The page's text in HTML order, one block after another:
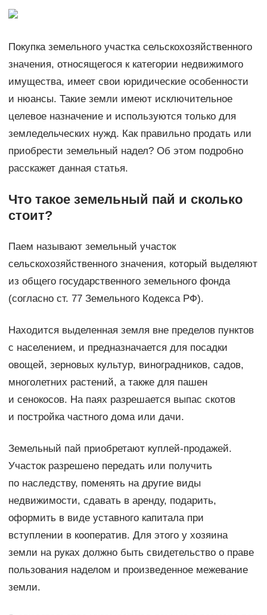
Покупка земельного участка сельскохозяйственного
значения, относящегося к категории недвижимого
имущества, имеет свои юридические особенности
и нюансы. Такие земли имеют исключительное
целевое назначение и используются только для
земледельческих нужд. Как правильно продать или
приобрести земельный надел? Об этом подробно
расскажет данная статья.
Что такое земельный пай и сколько
стоит?
Паем называют земельный участок
сельскохозяйственного значения, который выделяют
из общего государственного земельного фонда
(согласно ст. 77 Земельного Кодекса РФ).
Находится выделенная земля вне пределов пунктов
с населением, и предназначается для посадки
овощей, зерновых культур, виноградников, садов,
многолетних растений, а также для пашен
и сенокосов. На паях разрешается выпас скотов
и постройка частного дома или дачи.
Земельный пай приобретают куплей-продажей.
Участок разрешено передать или получить
по наследству, поменять на другие виды
недвижимости, сдавать в аренду, подарить,
оформить в виде уставного капитала при
вступлении в кооператив. Для этого у хозяина
земли на руках должно быть свидетельство о праве
пользования наделом и произведенное межевание
земли.